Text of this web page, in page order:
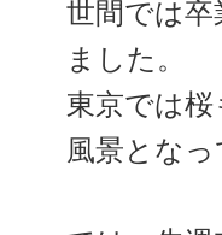
世間では
ました。
東京では
風景となっ